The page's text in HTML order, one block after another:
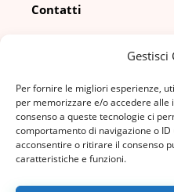
Gestisci
Per fornire le migliori esperienze,
per memorizzare e/o accedere alle
consenso a queste tecnologie ci
comportamento di navigazione o
acconsentire o ritirare il consenso
caratteristiche e funzioni.
Contatti
info@adico.it
02 67 04 080